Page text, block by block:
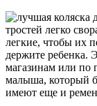
тростей легко
легкие, чтобы их
держите ребенка.
магазинам или по
малыша, который
имеют еще и